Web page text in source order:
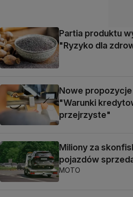
Partia produktu
"Ryzyko dla
Nowe
"Warunki
przejrzyste"
Miliony za
pojazdów
MOTO